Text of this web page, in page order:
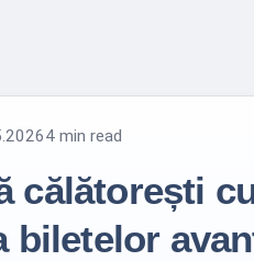
4 min read
călătorești
biletelor